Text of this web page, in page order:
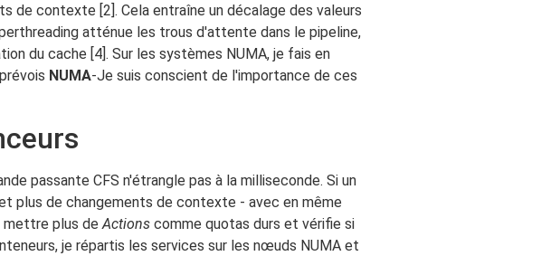
de contexte [2]. Cela entraîne un décalage des valeurs
atténue les trous d'attente dans le pipeline,
du cache [4]. Sur les systèmes NUMA, je fais en
NUMA-Je suis conscient de l'importance de ces
passante CFS n'étrangle pas à la milliseconde. Si un
plus de changements de contexte - avec en même
mettre plus deActions comme quotas durs et vérifie si
je répartis les services sur les nœuds NUMA et